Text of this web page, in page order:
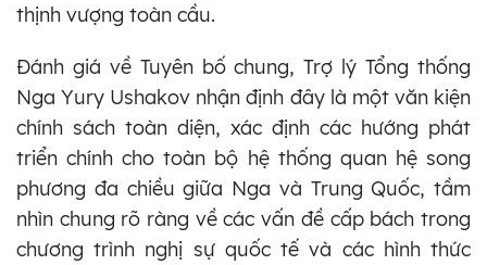
thịnh vượng toàn cầu.
Đánh giá về Tuyên bố chung, Trợ lý Tổng thống
Nga Yury Ushakov nhận định đây là một văn kiện
chính sách toàn diện, xác định các hướng phát
triển chính cho toàn bộ hệ thống quan hệ song
phương đa chiều giữa Nga và Trung Quốc, tầm
nhìn chung rõ ràng về các vấn đề cấp bách trong
chương trình nghị sự quốc tế và các hình thức